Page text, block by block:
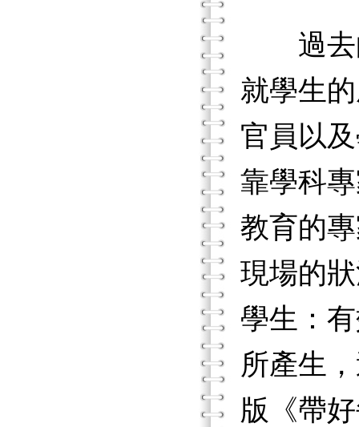
過去的
就學生
官員以
靠學科
教育的
現場的
學生：
所產生
版《帶